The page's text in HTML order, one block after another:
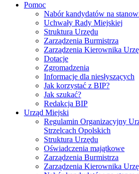
Pomoc
Nabór kandydatów na
Uchwały Rady Miejskiej
Struktura Urzędu
Zarządzenia Burmistrza
Zarządzenia Kierownika
Dotacje
Zgromadzenia
Informacje dla niesłyszących
Jak korzystać z BIP?
Jak szukać?
Redakcja BIP
Urząd Miejski
Regulamin Organizacyjny
Strzelcach Opolskich
Struktura Urzędu
Oświadczenia majątkowe
Zarządzenia Burmistrza
Zarządzenia Kierownika